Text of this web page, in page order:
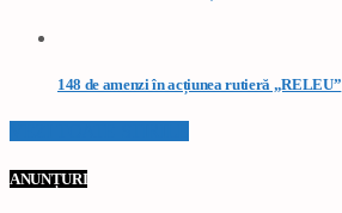
148 de amenzi în acțiunea rutieră „RELEU”
ANUNȚURI